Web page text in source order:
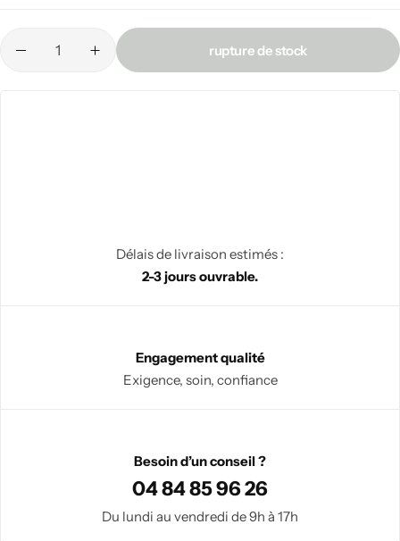
rupture de stock
Délais de livraison estimés :
2-3 jours ouvrable.
Engagement qualité
Exigence, soin, confiance
Besoin d’un conseil ?
04 84 85 96 26
Du lundi au vendredi de 9h à 17h
Accessoires de bougie
Lampes symboliques
Minéraux bruts & sculptés
Chambre Feng shui